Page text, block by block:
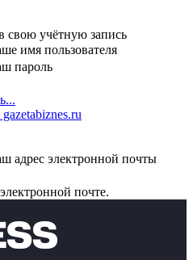
свою учётную запись
имя пользователя
пароль
адрес электронной почты
почте.